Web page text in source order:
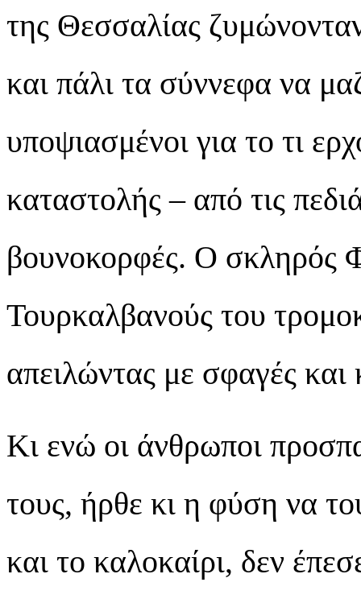
της Θεσσαλίας
και πάλι τα σύννεφα να
υποψιασμένοι για το τι
καταστολής – από τις
βουνοκορφές. Ο σκληρός
Τουρκαλβανούς του
απειλώντας με σφαγές
Κι ενώ οι άνθρωποι
τους, ήρθε κι η φύση να
και το καλοκαίρι, δεν